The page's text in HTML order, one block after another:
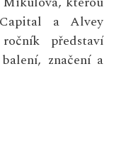
a Alvey
představí
značení a